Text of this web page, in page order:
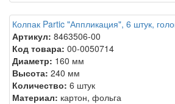
Колпак Partic "Аппликация", 6 штук,
Артикул: 8463506-00
Код товара: 00-0050714
Диаметр: 160 мм
Высота: 240 мм
Количество: 6 штук
Материал: картон, фольга